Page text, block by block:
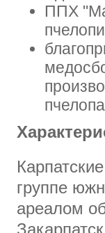
ППХ
группе
ареалом